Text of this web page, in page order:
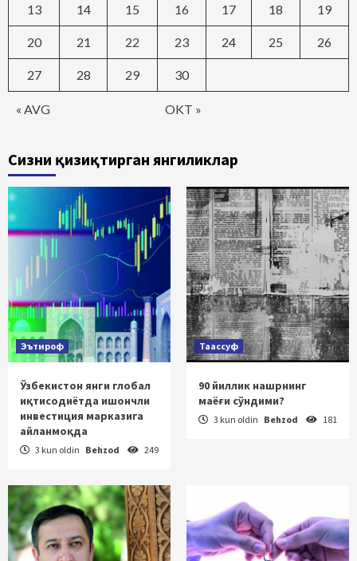
« AVG OKT »
13 14 15 16 17 18 19
20 21 22 23 24 25 26
27 28 29 30
Сизни қизиқтирган янгиликлар
Эътироф
Ўзбекистон янги глобал
иқтисодиётда ишончли
инвестиция марказига
айланмоқда
3 kun oldin Behzod 249
Таассуф
90 йиллик нашрнинг
маёғи сўндими?
3 kun oldin Behzod 181